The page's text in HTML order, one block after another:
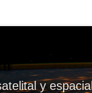
y